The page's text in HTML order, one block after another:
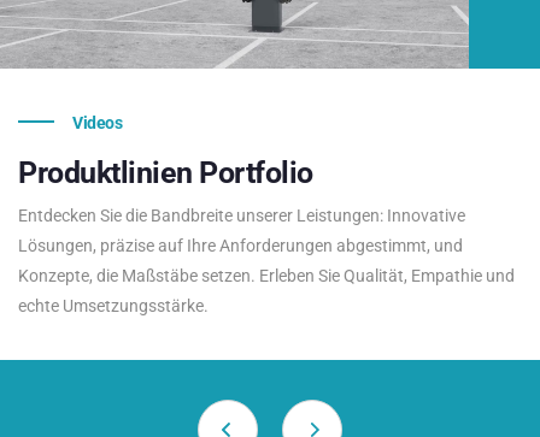
Videos
Produktlinien Portfolio
Entdecken Sie die Bandbreite unserer Leistungen: Innovative
Lösungen, präzise auf Ihre Anforderungen abgestimmt, und
Konzepte, die Maßstäbe setzen. Erleben Sie Qualität, Empathie und
echte Umsetzungsstärke.